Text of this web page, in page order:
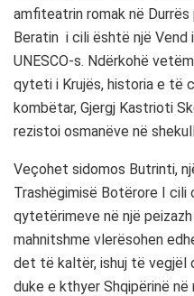
amfiteatrin romak në
Beratin i cili është një
UNESCO-s. Ndërkohë
qyteti i Krujës, historia e të
kombëtar, Gjergj Kastrioti
rezistoi osmanëve në
Veçohet sidomos Butrinti,
Trashëgimisë Botërore I cili
qytetërimeve në një
mahnitshme vlerësohen
det të kaltër, ishuj të vegjël
duke e kthyer Shqipërinë